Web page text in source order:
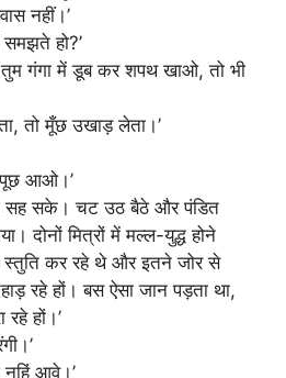
नहीं।’
समझते हो?’
गंगा में डूब कर शपथ खाओ, तो भी
तो मूँछ उखाड़ लेता।’
पूछ आओ।’
सह सके। चट उठ बैठे और पंडित
दोनों मित्रों में मल्ल-युद्ध होने
स्तुति कर रहे थे और इतने जोर से
रहे हों। बस ऐसा जान पड़ता था,
हों।’
नहिं आवे।’